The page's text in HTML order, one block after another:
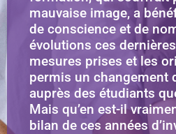
mauvaise image, a
de conscience et de
évolutions ces
mesures prises et les
permis un changement
auprès des étudiants
Mais qu’en est-il
bilan de ces années